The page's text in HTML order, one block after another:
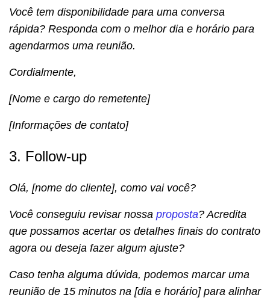
Você tem disponibilidade para uma conversa
rápida? Responda com o melhor dia e horário para
agendarmos uma reunião.
Cordialmente,
[Nome e cargo do remetente]
[Informações de contato]
3. Follow-up
Olá, [nome do cliente], como vai você?
Você conseguiu revisar nossa proposta? Acredita
que possamos acertar os detalhes finais do contrato
agora ou deseja fazer algum ajuste?
Caso tenha alguma dúvida, podemos marcar uma
reunião de 15 minutos na [dia e horário] para alinhar